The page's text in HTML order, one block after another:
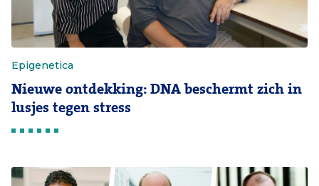
Epigenetica
Nieuwe ontdekking: DNA beschermt zich in
lusjes tegen stress